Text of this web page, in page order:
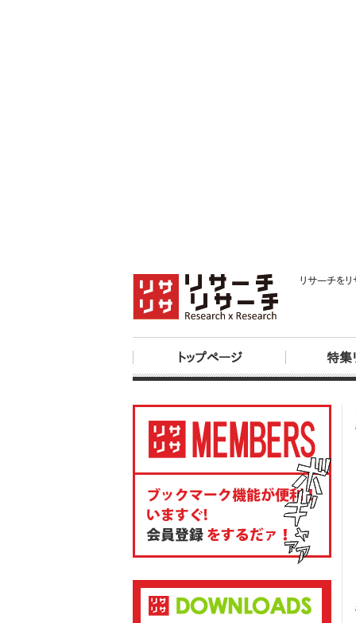
リサーチを
トップページ 特集